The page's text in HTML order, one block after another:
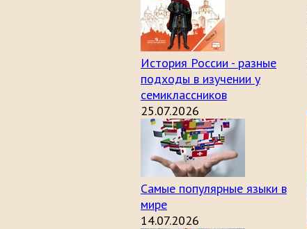
История России - разные
подходы в изучении у
семиклассников
25.07.2026
Самые популярные языки в
мире
14.07.2026